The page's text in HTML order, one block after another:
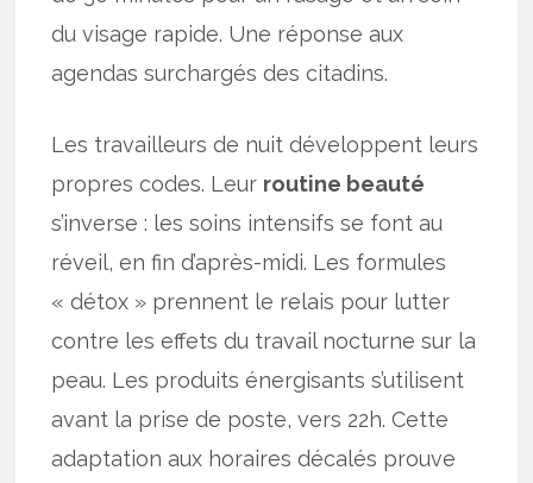
du visage rapide. Une réponse aux
agendas surchargés des citadins.
Les travailleurs de nuit développent leurs
propres codes. Leur routine beauté
s’inverse : les soins intensifs se font au
réveil, en fin d’après-midi. Les formules
« détox » prennent le relais pour lutter
contre les effets du travail nocturne sur la
peau. Les produits énergisants s’utilisent
avant la prise de poste, vers 22h. Cette
adaptation aux horaires décalés prouve